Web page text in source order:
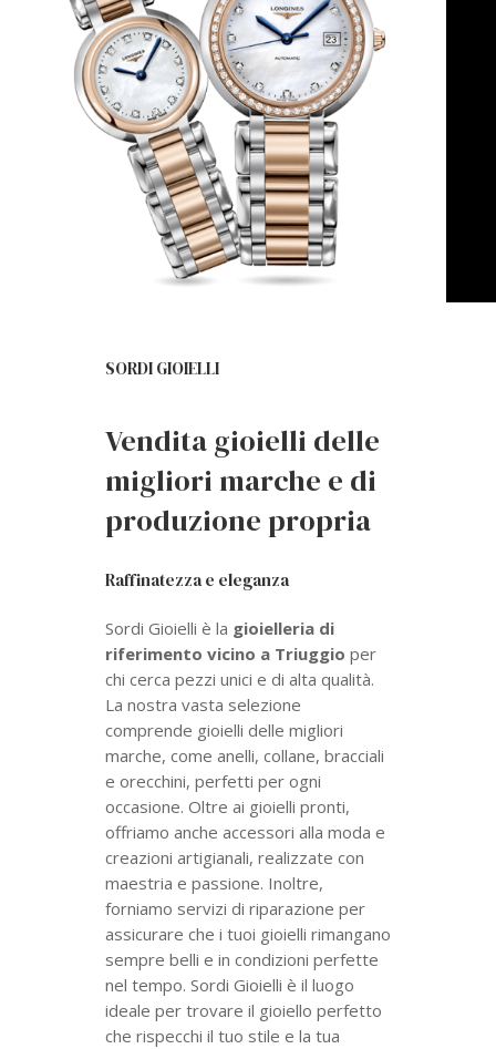
SORDI GIOIELLI
Vendita gioielli delle
migliori marche e di
produzione propria
Raffinatezza e eleganza
Sordi Gioielli è la gioielleria di
riferimento vicino a Triuggio per
chi cerca pezzi unici e di alta qualità.
La nostra vasta selezione
comprende gioielli delle migliori
marche, come anelli, collane, bracciali
e orecchini, perfetti per ogni
occasione. Oltre ai gioielli pronti,
offriamo anche accessori alla moda e
creazioni artigianali, realizzate con
maestria e passione. Inoltre,
forniamo servizi di riparazione per
assicurare che i tuoi gioielli rimangano
sempre belli e in condizioni perfette
nel tempo. Sordi Gioielli è il luogo
ideale per trovare il gioiello perfetto
che rispecchi il tuo stile e la tua